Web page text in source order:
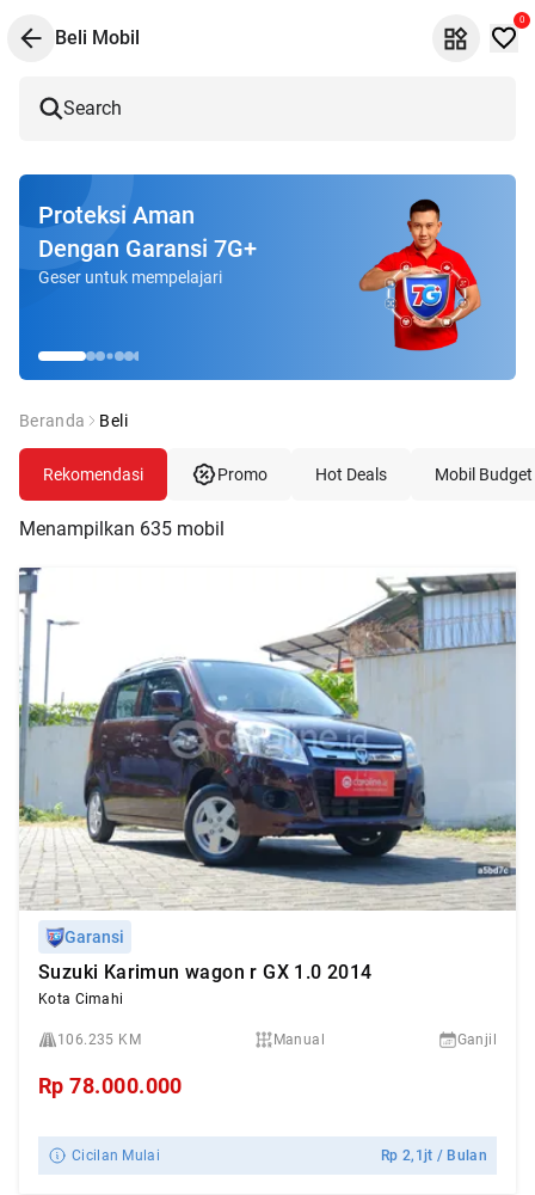
Beli Mobil
0
Search
Proteksi Aman
Dengan Garansi 7G+
Geser untuk mempelajari
Beranda Beli
Rekomendasi Promo Hot Deals Mobil Budget
Menampilkan 635 mobil
Garansi
Suzuki Karimun wagon r GX 1.0 2014
Kota Cimahi
106.235 KM Manual Ganjil
Rp78.000.000
Cicilan Mulai Rp2,1jt / Bulan